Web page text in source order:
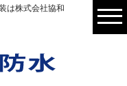
は株式会社協和